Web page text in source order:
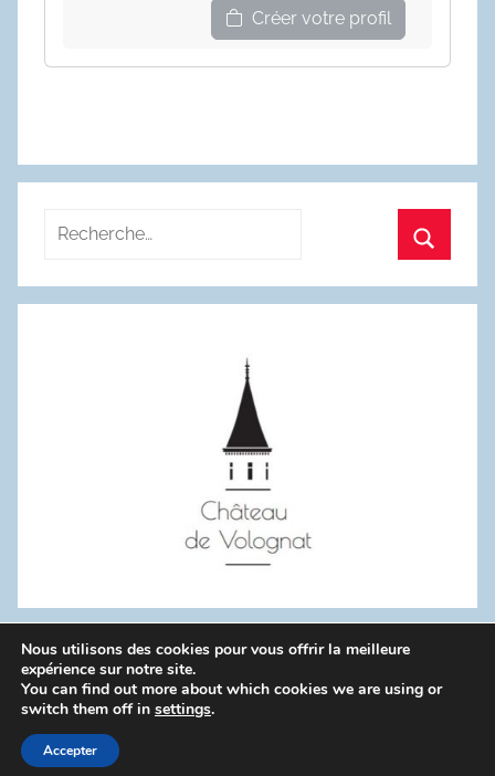
Créer votre profil
Recherche
:
WordPress Theme: Donovan by ThemeZee.
Politique de confidentialité
Nous utilisons des cookies pour vous offrir la meilleure
expérience sur notre site.
You can find out more about which cookies we are using or
switch them off in settings.
Accepter